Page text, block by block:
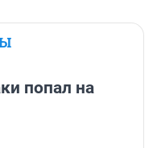
попал на